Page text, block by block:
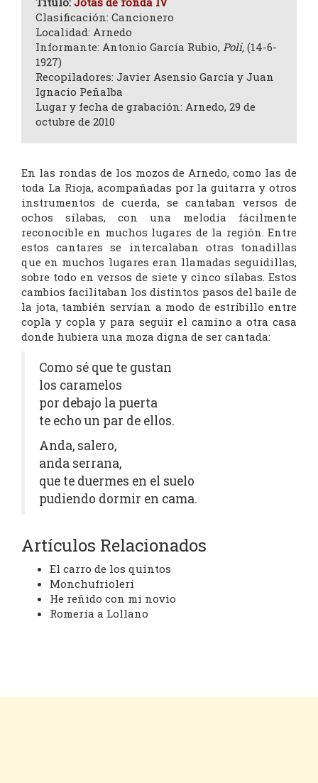
Clasificación: Cancionero
Localidad: Arnedo
Informante: Antonio García Rubio, Poli, (14-6-
1927)
Recopiladores: Javier Asensio García y Juan
Ignacio Peñalba
Lugar y fecha de grabación: Arnedo, 29 de
octubre de 2010
En las rondas de los mozos de Arnedo, como las de
toda La Rioja, acompañadas por la guitarra y otros
instrumentos de cuerda, se cantaban versos de
ochos sílabas, con una melodía fácilmente
reconocible en muchos lugares de la región. Entre
estos cantares se intercalaban otras tonadillas
que en muchos lugares eran llamadas seguidillas,
sobre todo en versos de siete y cinco sílabas. Estos
cambios facilitaban los distintos pasos del baile de
la jota, también servían a modo de estribillo entre
copla y copla y para seguir el camino a otra casa
donde hubiera una moza digna de ser cantada:
Como sé que te gustan
los caramelos
por debajo la puerta
te echo un par de ellos.
Anda, salero,
anda serrana,
que te duermes en el suelo
pudiendo dormir en cama.
Artículos Relacionados
El carro de los quintos
Monchufriolerí
He reñido con mi novio
Romería a Lollano